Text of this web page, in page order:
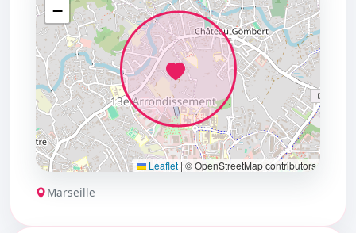
−
Leaflet | © OpenStreetMap contributors
Marseille